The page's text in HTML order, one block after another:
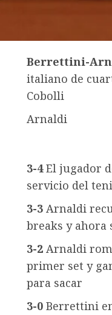
Berrettini-
italiano de
Cobolli
Arnaldi
3-4El jugador
servicio del
3-3 Arnaldi
breaks y ahora
3-2 Arnaldi
primer set y
para sacar
3-0 Berrettini